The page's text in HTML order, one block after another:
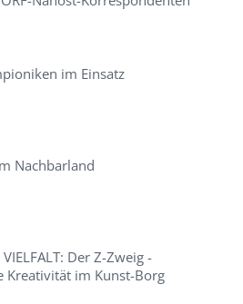
im Einsatz
Nachbarland
Der Z-Zweig -
Kreativität im Kunst-Borg